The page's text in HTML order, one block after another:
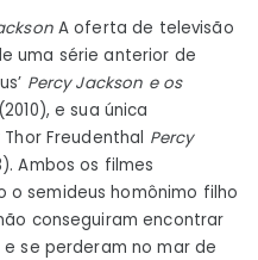
A oferta de televisão
uma série anterior de
Percy Jackson e os
e sua única
Freudenthal Percy
Ambos os filmes
o semideus homônimo filho
conseguiram encontrar
se perderam no mar de